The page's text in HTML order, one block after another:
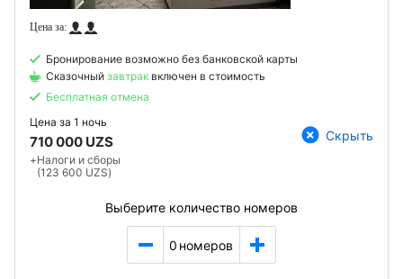
Бронирование возможно без банковской карты
Сказочный завтрак включен в стоимость
Бесплатная отмена
Цена за 1 ночь
710 000 UZS
+Налоги и сборы
(123 600 UZS)
Скрыть
Выберите количество номеров
0 номеров